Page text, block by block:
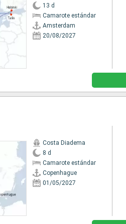
13 d
Camarote estándar
Amsterdam
20/08/2027
Costa Diadema
8 d
Camarote estándar
Copenhague
01/05/2027